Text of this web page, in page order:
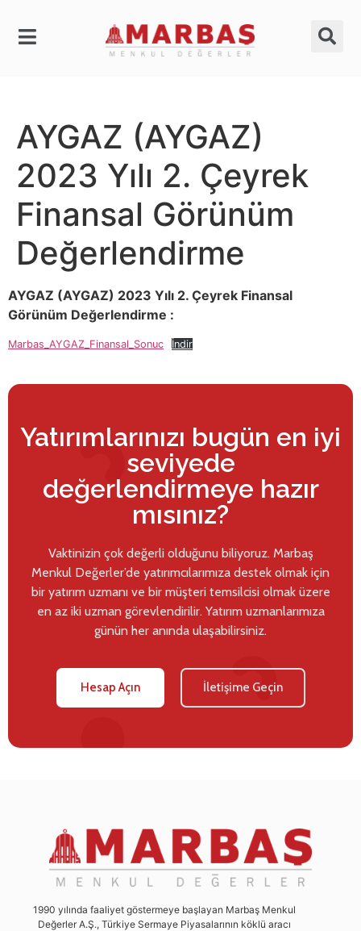
AYGAZ (AYGAZ)
2023 Yılı 2. Çeyrek
Finansal Görünüm
Değerlendirme
AYGAZ (AYGAZ) 2023 Yılı 2. Çeyrek Finansal
Görünüm Değerlendirme :
Marbas_AYGAZ_Finansal_Sonuc İndir
Yatırımlarınızı bugün en iyi
seviyede
değerlendirmeye hazır
mısınız?
Vaktinizin çok değerli olduğunu biliyoruz. Marbaş
Menkul Değerler’de yatırımcılarımıza destek olmak için
bir yatırım uzmanı ve bir müşteri temsilcisi olmak üzere
en az iki uzman görevlendirilir. Yatırım uzmanlarımıza
günün her anında ulaşabilirsiniz.
Hesap Açın İletişime Geçin
1990 yılında faaliyet göstermeye başlayan Marbaş Menkul
Değerler A.Ş., Türkiye Sermaye Piyasalarının köklü aracı